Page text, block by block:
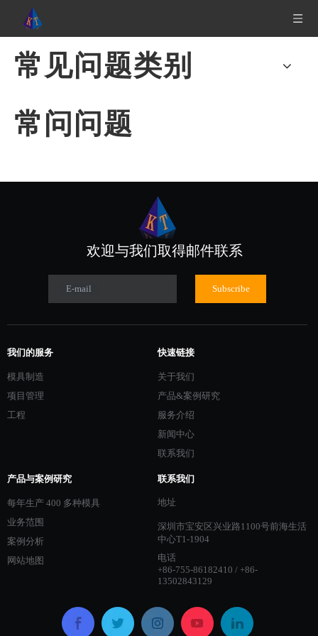
常见问题类别
常问问题
欢迎与我们取得邮件联系
E-mail Subscribe
我们的服务
模具制造
项目管理
工程
快速链接
关于我们
产品&案例研究
服务介绍
新闻中心
联系我们
产品与案例研究
每年生产 400 多种模具
业务范围
案例分析
网站地图
联系我们
地址
深圳市宝安区兴业路1100号前海生活
中心T1-1904
电话
+86-755-86182410 / +86-
13502843129